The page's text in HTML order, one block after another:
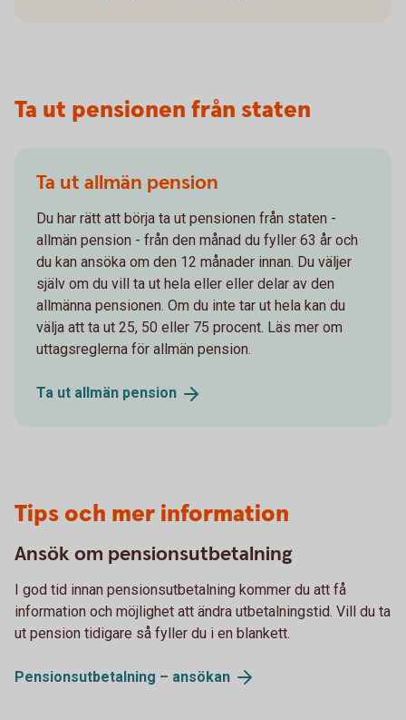
Ta ut pensionen från staten
Ta ut allmän pension
Du har rätt att börja ta ut pensionen från staten -
allmän pension - från den månad du fyller 63 år och
du kan ansöka om den 12 månader innan. Du väljer
själv om du vill ta ut hela eller eller delar av den
allmänna pensionen. Om du inte tar ut hela kan du
välja att ta ut 25, 50 eller 75 procent. Läs mer om
uttagsreglerna för allmän pension.
Ta ut allmän pension
Tips och mer information
Ansök om pensionsutbetalning
I god tid innan pensionsutbetalning kommer du att få
information och möjlighet att ändra utbetalningstid. Vill du ta
ut pension tidigare så fyller du i en blankett.
Pensionsutbetalning – ansökan